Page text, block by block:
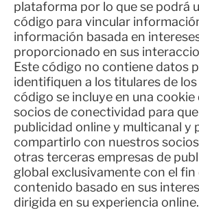
plataforma por lo que se podrá
código para vincular
información basada en
proporcionado en sus
Este código no contiene datos
identifiquen a los titulares de los
código se incluye en una
socios de conectividad para
publicidad online y multicanal y
compartirlo con nuestros
otras terceras empresas de
global exclusivamente con el
contenido basado en sus
dirigida en su experiencia online.